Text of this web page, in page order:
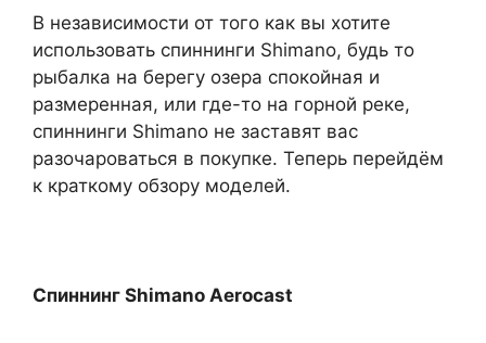
В независимости от того как вы хотите
использовать спиннинги Shimano, будь то
рыбалка на берегу озера спокойная и
размеренная, или где-то на горной реке,
спиннинги Shimano не заставят вас
разочароваться в покупке. Теперь перейдём
к краткому обзору моделей.
Спиннинг Shimano Aerocast